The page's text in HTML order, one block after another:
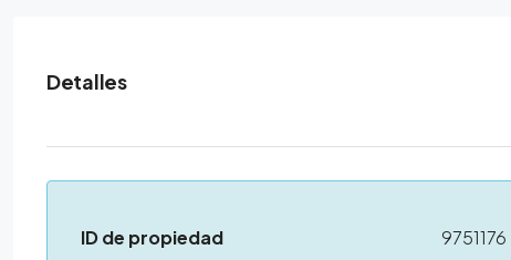
Detalles
ID de propiedad 9751176